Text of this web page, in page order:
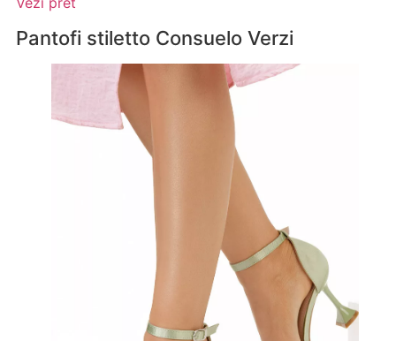
Pantofi stiletto Consuelo Verzi